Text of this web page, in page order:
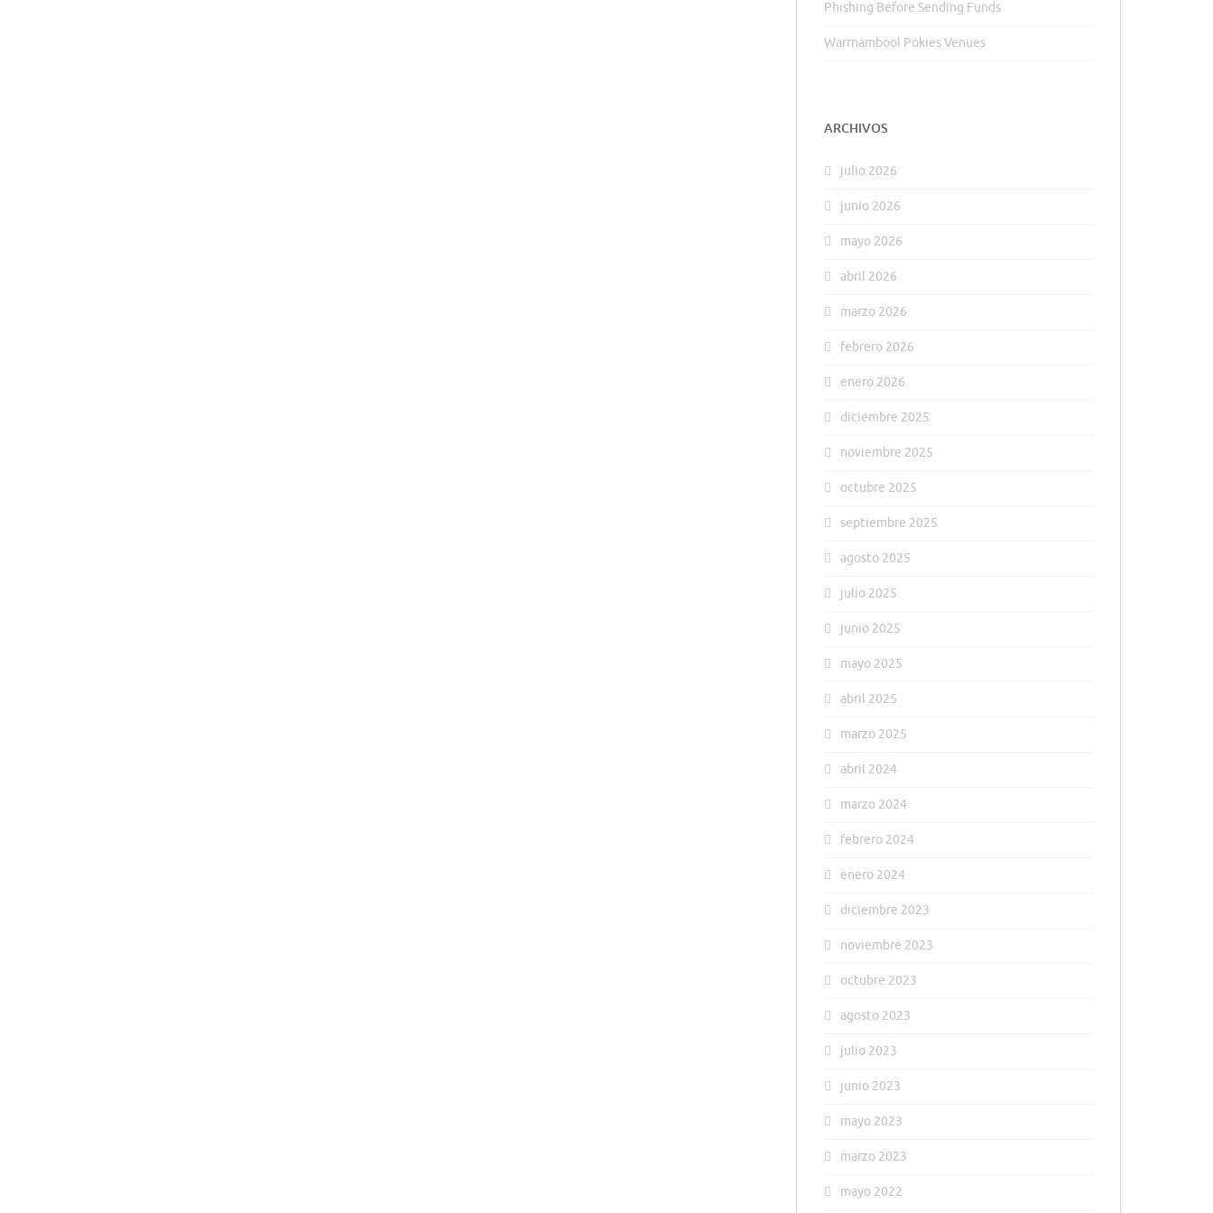
Phishing Before Sending Funds
Warrnambool Pokies Venues
ARCHIVOS
julio 2026
junio 2026
mayo 2026
abril 2026
marzo 2026
febrero 2026
enero 2026
diciembre 2025
noviembre 2025
octubre 2025
septiembre 2025
agosto 2025
julio 2025
junio 2025
mayo 2025
abril 2025
marzo 2025
abril 2024
marzo 2024
febrero 2024
enero 2024
diciembre 2023
noviembre 2023
octubre 2023
agosto 2023
julio 2023
junio 2023
mayo 2023
marzo 2023
mayo 2022